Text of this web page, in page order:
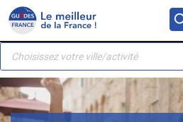
Panneau de gestion des cookies
Skip
content
Recherche
produits